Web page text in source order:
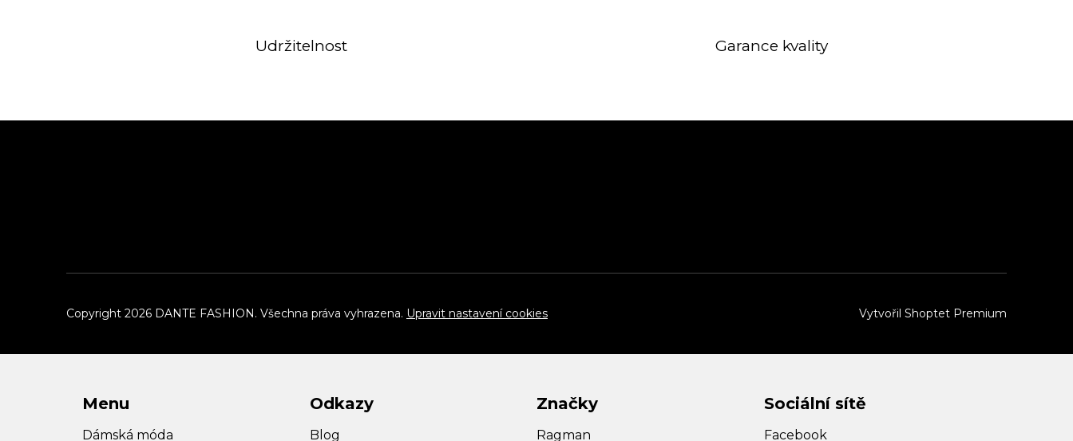
Udržitelnost Garance kvality
Vytvořil Shoptet Premium
Copyright 2026 DANTE FASHION . Všechna práva vyhrazena. Upravit nastavení cookies
Menu
Dámská móda
Odkazy
Blog
Značky
Ragman
Sociální sítě
Facebook